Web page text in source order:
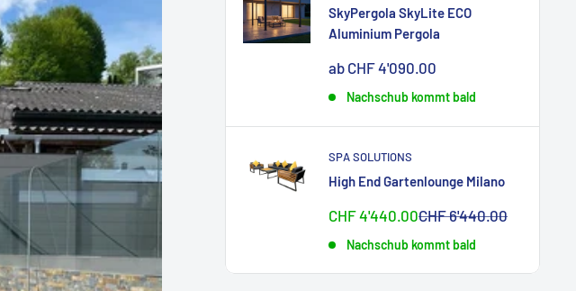
SkyPergola SkyLite ECO
Aluminium Pergola
Sonderpreis
ab CHF 4'090.00
Nachschub kommt bald
SPA SOLUTIONS
High End Gartenlounge Milano
Sonderpreis
CHF 4'440.00Normalpreis
CHF 6'440.00
Nachschub kommt bald